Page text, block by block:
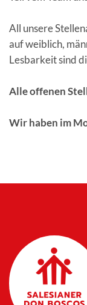
All unsere
auf weiblich,
Lesbarkeit sind
Alle offenen
Wir haben im